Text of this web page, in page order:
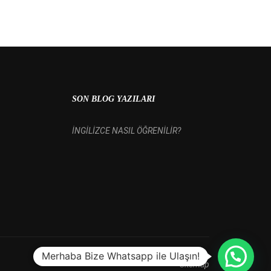
SON BLOG YAZILARI
İNGİLİZCE NASIL ÖĞRENİLİR?
Sitemap
Merhaba Bize Whatsapp ile Ulaşın!